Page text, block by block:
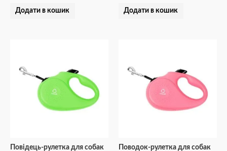
Додати в кошик Додати в кошик
Повідець-рулетка для собак
Поводок-рулетка для собак